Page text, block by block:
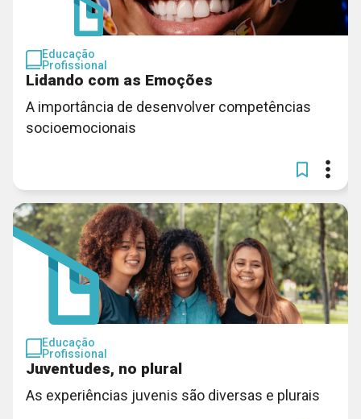
Educação
Profissional
Lidando com as Emoções
A importância de desenvolver competências
socioemocionais
Educação
Profissional
Juventudes, no plural
As experiências juvenis são diversas e plurais